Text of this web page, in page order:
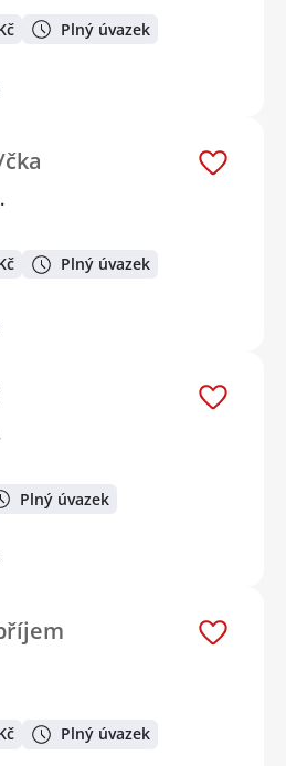
Plný úvazek
Plný úvazek
Plný úvazek
Plný úvazek